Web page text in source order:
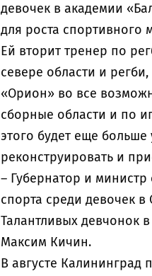
девочек в академии
для роста спортивного
Ей вторит тренер по
севере области и
«Орион» во все
сборные области и по
этого будет еще
реконструировать и
– Губернатор и
спорта среди девочек
Талантливых девчонок
Максим Кичин.
В августе